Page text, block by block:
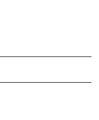
modo de navegación